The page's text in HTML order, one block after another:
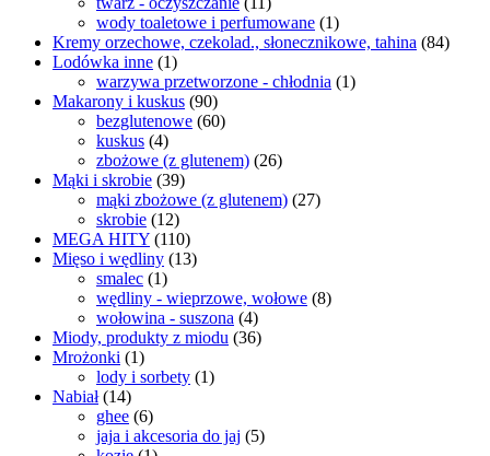
wody toaletowe i perfumowane (1)
Kremy orzechowe, czekolad., słonecznikowe, tahina (84)
Lodówka inne (1)
warzywa przetworzone - chłodnia (1)
Makarony i kuskus (90)
bezglutenowe (60)
kuskus (4)
zbożowe (z glutenem) (26)
Mąki i skrobie (39)
mąki zbożowe (z glutenem) (27)
skrobie (12)
MEGA HITY (110)
Mięso i wędliny (13)
smalec (1)
wędliny - wieprzowe, wołowe (8)
wołowina - suszona (4)
Miody, produkty z miodu (36)
Mrożonki (1)
lody i sorbety (1)
Nabiał (14)
ghee (6)
jaja i akcesoria do jaj (5)